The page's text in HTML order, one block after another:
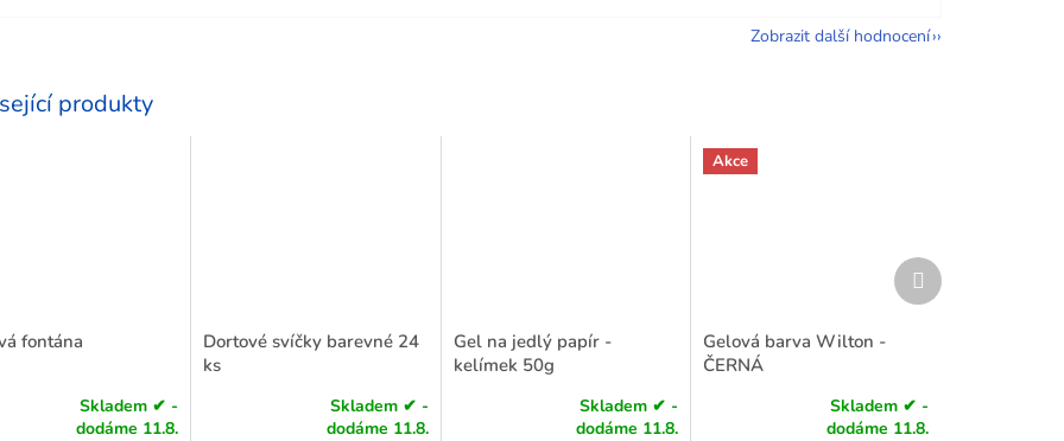
produkty
fontána
Skladem ✔ -
dodáme 11.8.
Dortové svíčky barevné 24
ks
Skladem ✔ -
dodáme 11.8.
Gel na jedlý papír -
kelímek 50g
Skladem ✔ -
dodáme 11.8.
Akce
Gelová barva Wilton -
ČERNÁ
Skladem ✔ -
dodáme 11.8.
Další
produkt
Zobrazit další hodnocení